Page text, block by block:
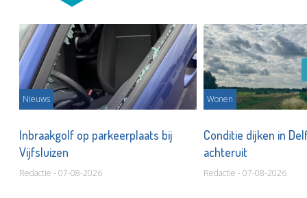
Nieuws
Inbraakgolf op parkeerplaats bij
Vijfsluizen
Redactie - 07-08-2026
Wonen
Conditie dijken in
achteruit
Redactie - 07-08-2026